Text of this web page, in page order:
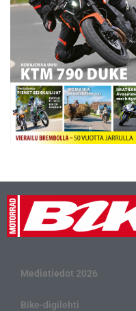
Mediatiedot 2026
Bike-digilehti